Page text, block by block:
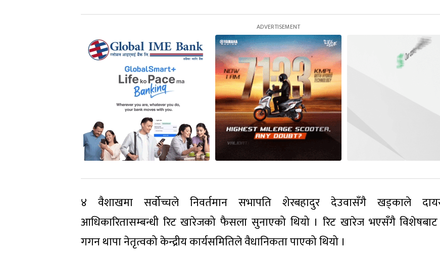
४ वैशाखमा सर्वोच्चले निवर्तमान सभापति शेरबहादुर देउवासँगै खड्काले
आधिकारितासम्बन्धी रिट खारेजको फैसला सुनाएको थियो । रिट खारेज भएसँगै
गगन थापा नेतृत्वको केन्द्रीय कार्यसमितिले वैधानिकता पाएको थियो ।